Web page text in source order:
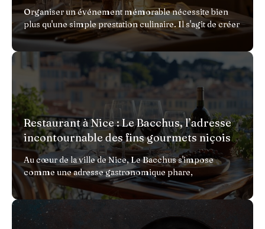
Organiser un événement mémorable nécessite bien
plus qu'une simple prestation culinaire. Il s'agit de créer
Restaurant à Nice : Le Bacchus, l’adresse
incontournable des fins gourmets niçois
Au cœur de la ville de Nice, Le Bacchus s'impose
comme une adresse gastronomique phare,